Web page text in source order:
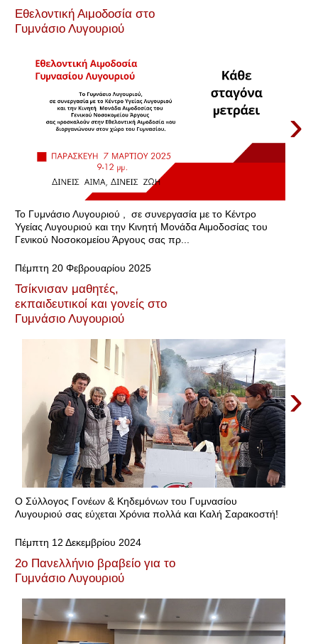
Εθελοντική Αιμοδοσία στο
Γυμνάσιο Λυγουριού
›
Το Γυμνάσιο Λυγουριού , σε συνεργασία με το Κέντρο
Υγείας Λυγουριού και την Κινητή Μονάδα Αιμοδοσίας του
Γενικού Νοσοκομείου Άργους σας πρ...
Πέμπτη 20 Φεβρουαρίου 2025
Τσίκνισαν μαθητές,
εκπαιδευτικοί και γονείς στο
Γυμνάσιο Λυγουριού
›
Ο Σύλλογος Γονέων & Κηδεμόνων του Γυμνασίου
Λυγουριού σας εύχεται Χρόνια πολλά και Καλή Σαρακοστή!
Πέμπτη 12 Δεκεμβρίου 2024
2ο Πανελλήνιο βραβείο για το
Γυμνάσιο Λυγουριού